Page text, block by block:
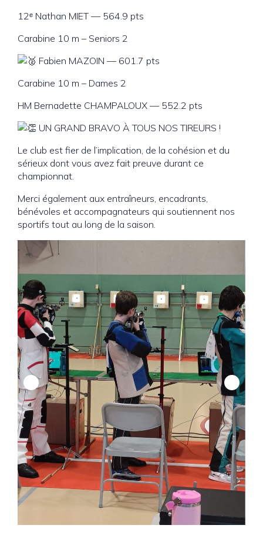
12ᵉ Nathan MIET — 564.9 pts
Carabine 10 m – Seniors 2
Fabien MAZOIN — 601.7 pts
Carabine 10 m – Dames 2
HM Bernadette CHAMPALOUX — 552.2 pts
UN GRAND BRAVO À TOUS NOS TIREURS !
Le club est fier de l’implication, de la cohésion et du
sérieux dont vous avez fait preuve durant ce
championnat.
Merci également aux entraîneurs, encadrants,
bénévoles et accompagnateurs qui soutiennent nos
sportifs tout au long de la saison.